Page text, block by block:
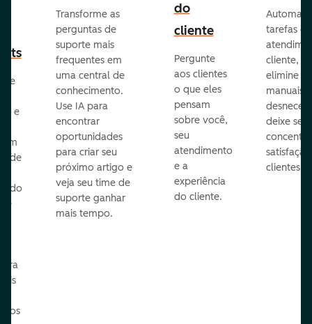
e
de
os
Transforme as
perguntas de
suporte mais
frequentes em
uma central de
conhecimento.
Use IA para
encontrar
oportunidades
para criar seu
próximo artigo e
veja seu time de
suporte ganhar
mais tempo.
do
cliente
Pergunte
aos clientes
o que eles
pensam
sobre você,
seu
atendimento
e a
experiência
do cliente.
tarefas de
cliente,
elimine
manuais
deixe seu
clientes.